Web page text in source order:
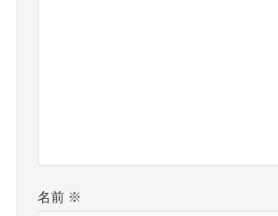
名前 ※